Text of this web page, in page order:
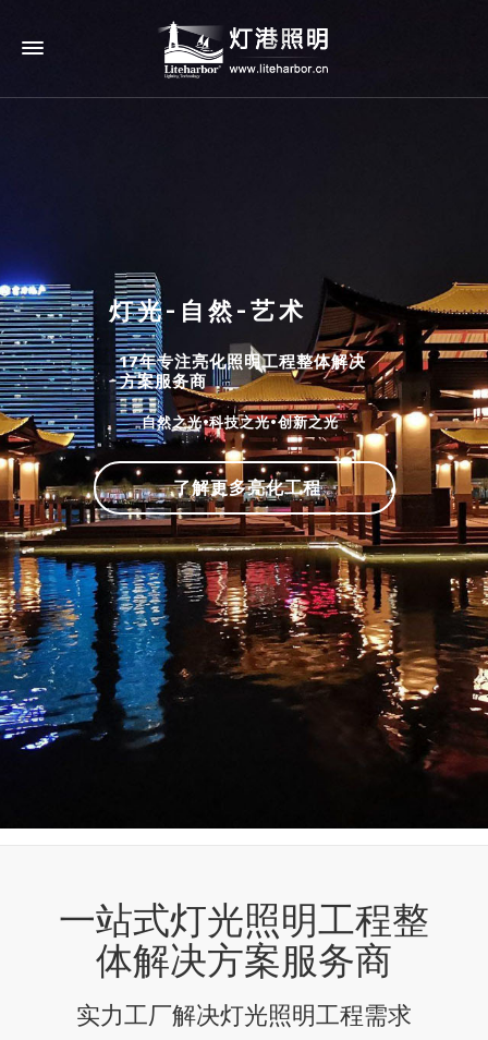
灯光-自然-艺术
17年专注亮化照明工程整体解决
方案服务商
自然之光•科技之光•创新之光
了解更多亮化工程
一站式灯光照明工程整
体解决方案服务商
实力工厂解决灯光照明工程需求